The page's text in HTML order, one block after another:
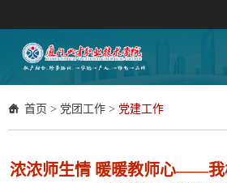
首页 > 党团工作 > 党建工作
浓浓师生情 暖暖教师心——我